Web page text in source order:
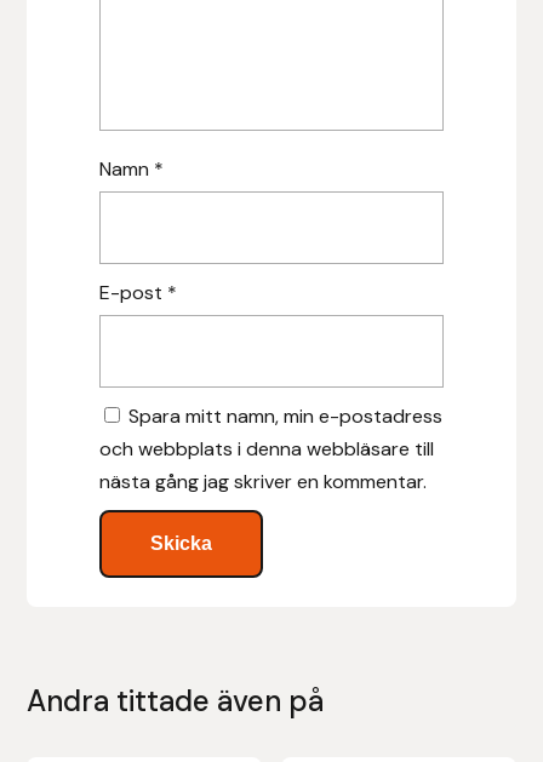
Namn *
E-post *
Spara mitt namn, min e-postadress
och webbplats i denna webbläsare till
nästa gång jag skriver en kommentar.
Andra tittade även på
Källquist Equestrian
Karlslund
Kidka of Iceland
Klisterdekaler.se
Ky Rotary Bit